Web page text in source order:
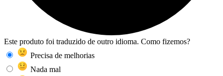
Este produto foi traduzido de outro idioma. Como fizemos?
Precisa de melhorias
Nada mal